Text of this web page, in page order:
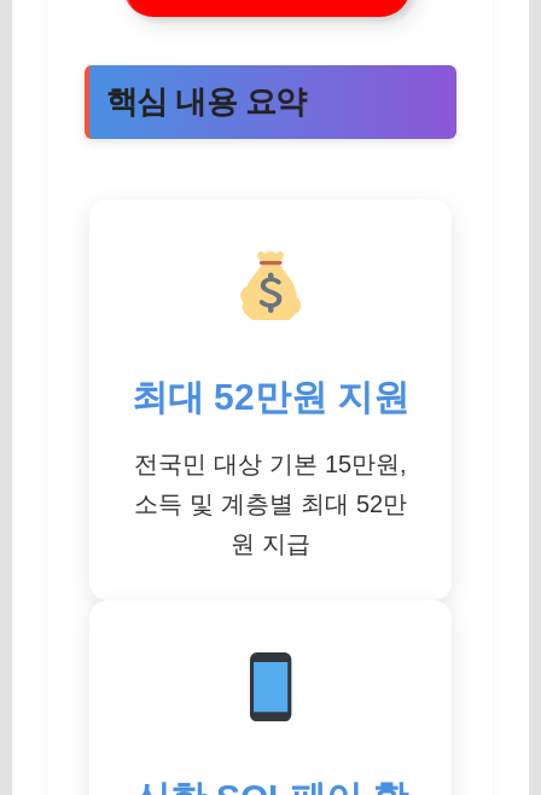
핵심 내용 요약
최대 52만원 지원
전국민 대상 기본 15만원,
소득 및 계층별 최대 52만
원 지급